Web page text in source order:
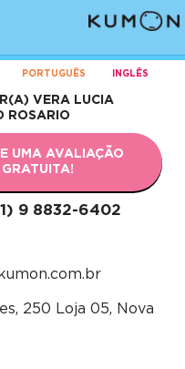
PORTUGUÊS INGLÊS
VERA LUCIA
ROSARIO
UMA AVALIAÇÃO
GRATUITA!
9 8832-6402
250 Loja 05, Nova